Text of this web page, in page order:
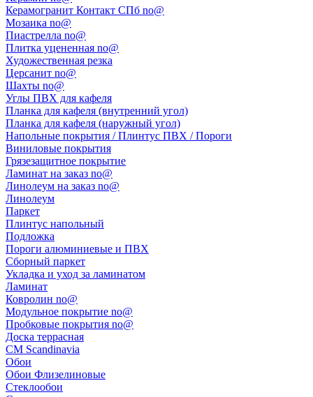
Керамогранит Контакт СПб no@
Мозаика no@
Пиастрелла no@
Плитка уцененная no@
Художественная резка
Церсанит no@
Шахты no@
Углы ПВХ для кафеля
Планка для кафеля (внутренний угол)
Планка для кафеля (наружный угол)
Напольные покрытия / Плинтус ПВХ / Пороги
Виниловые покрытия
Грязезащитное покрытие
Ламинат на заказ no@
Линолеум на заказ no@
Линолеум
Паркет
Плинтус напольный
Подложка
Пороги алюминиевые и ПВХ
Сборный паркет
Укладка и уход за ламинатом
Ламинат
Ковролин no@
Модульное покрытие no@
Пробковые покрытия no@
Доска террасная
CM Scandinavia
Обои
Обои Флизелиновые
Стеклообои